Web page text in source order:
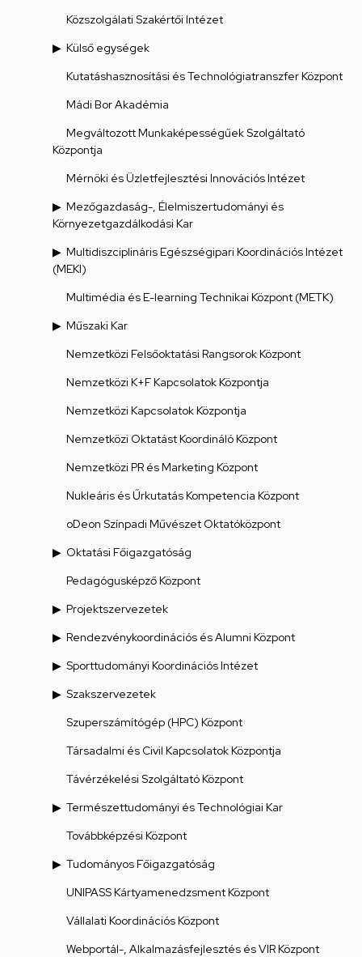
Közszolgálati Szakértői Intézet
Külső egységek
Kutatáshasznosítási és Technológiatranszfer Központ
Mádi Bor Akadémia
Megváltozott Munkaképességűek Szolgáltató
Központja
Mérnöki és Üzletfejlesztési Innovációs Intézet
Mezőgazdaság-, Élelmiszertudományi és
Környezetgazdálkodási Kar
Multidiszciplináris Egészségipari Koordinációs Intézet
(MEKI)
Multimédia és E-learning Technikai Központ (METK)
Műszaki Kar
Nemzetközi Felsőoktatási Rangsorok Központ
Nemzetközi K+F Kapcsolatok Központja
Nemzetközi Kapcsolatok Központja
Nemzetközi Oktatást Koordináló Központ
Nemzetközi PR és Marketing Központ
Nukleáris és Űrkutatás Kompetencia Központ
oDeon Színpadi Művészet Oktatóközpont
Oktatási Főigazgatóság
Pedagógusképző Központ
Projektszervezetek
Rendezvénykoordinációs és Alumni Központ
Sporttudományi Koordinációs Intézet
Szakszervezetek
Szuperszámítógép (HPC) Központ
Társadalmi és Civil Kapcsolatok Központja
Távérzékelési Szolgáltató Központ
Természettudományi és Technológiai Kar
Továbbképzési Központ
Tudományos Főigazgatóság
UNIPASS Kártyamenedzsment Központ
Vállalati Koordinációs Központ
Webportál-, Alkalmazásfejlesztés és VIR Központ